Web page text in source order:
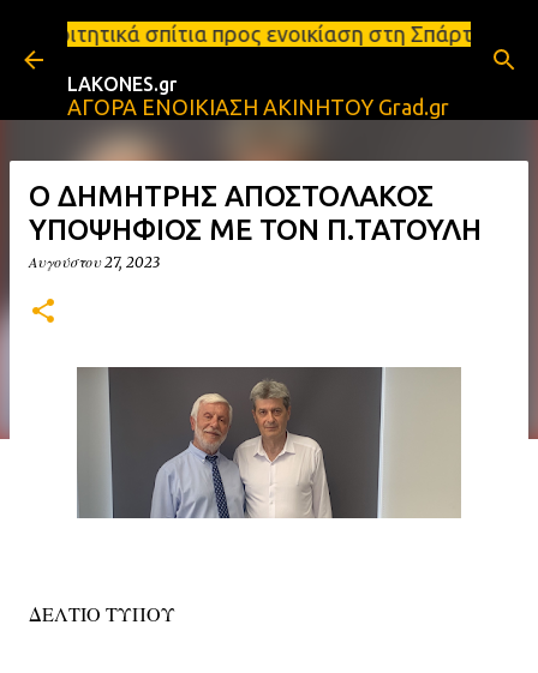
Μετάβαση στο κύριο περιεχόμενο
προς ενοικίαση στη Σπάρτη Ενοικιάσεις
LAKONES.gr
ΑΓΟΡΑ ΕΝΟΙΚΙΑΣΗ ΑΚΙΝΗΤΟΥ Grad.gr
Ο ΔΗΜΗΤΡΗΣ ΑΠΟΣΤΟΛΑΚΟΣ
ΥΠΟΨΗΦΙΟΣ ΜΕ ΤΟΝ Π.ΤΑΤΟΥΛΗ
Αυγούστου 27, 2023
ΔΕΛΤΙΟ ΤΥΠΟΥ